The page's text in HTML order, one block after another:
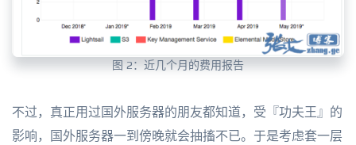
图 2：近几个月的费用报告
不过，真正用过国外服务器的朋友都知道，受『功夫王』的
影响，国外服务器一到傍晚就会抽搐不已。于是考虑套一层